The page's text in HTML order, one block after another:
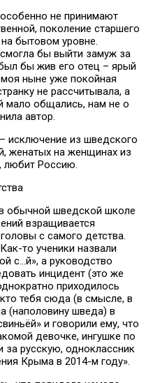
не принимают
поколение старшего
бытовом уровне.
бы выйти замуж за
бы жив его отец – ярый
ныне уже покойная
не рассчитывала, а
мало общались, нам не о
автор.
исключение из шведского
женатых на женщинах из
любит Россию.
обычной шведской школе
взращивается
с самого детства.
то ученики назвали
с…й», а руководство
инцидент (это же
приходилось
тебя сюда (в смысле, в
(наполовину шведа) в
и говорили ему, что
девочке, ингушке по
за русскую, одноклассник
Крыма в 2014-м году».